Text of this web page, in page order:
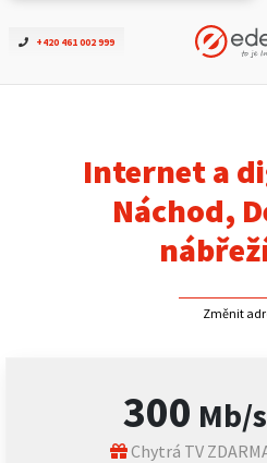
+420 461 002 999
Ověřit
ČEZNET TV
Podpora
Internet a
Náchod,
Změnit
300 Mb/s
Chytrá TV